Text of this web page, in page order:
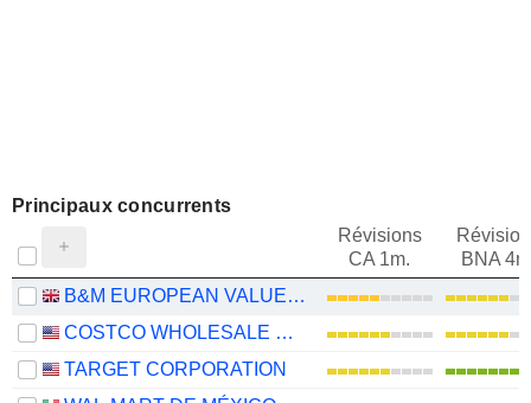
Principaux concurrents
Révisions
CA 1m.
BNA
B&M EUROPEAN VALUE RETAIL PLC
COSTCO WHOLESALE CORPORATION
TARGET CORPORATION